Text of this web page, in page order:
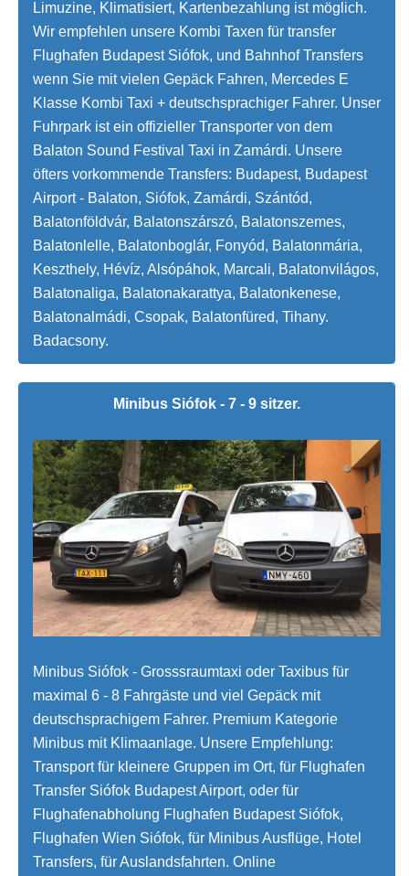
Limuzine, Klimatisiert, Kartenbezahlung ist möglich.
Wir empfehlen unsere Kombi Taxen für transfer
Flughafen Budapest Siófok, und Bahnhof Transfers
wenn Sie mit vielen Gepäck Fahren, Mercedes E
Klasse Kombi Taxi + deutschsprachiger Fahrer. Unser
Fuhrpark ist ein offizieller Transporter von dem
Balaton Sound Festival Taxi in Zamárdi. Unsere
öfters vorkommende Transfers: Budapest, Budapest
Airport - Balaton, Siófok, Zamárdi, Szántód,
Balatonföldvár, Balatonszárszó, Balatonszemes,
Balatonlelle, Balatonboglár, Fonyód, Balatonmária,
Keszthely, Hévíz, Alsópáhok, Marcali, Balatonvilágos,
Balatonaliga, Balatonakarattya, Balatonkenese,
Balatonalmádi, Csopak, Balatonfüred, Tihany.
Badacsony.
Minibus Siófok - 7 - 9 sitzer.
Minibus Siófok - Grosssraumtaxi oder Taxibus für
maximal 6 - 8 Fahrgäste und viel Gepäck mit
deutschsprachigem Fahrer. Premium Kategorie
Minibus mit Klimaanlage. Unsere Empfehlung:
Transport für kleinere Gruppen im Ort, für Flughafen
Transfer Siófok Budapest Airport, oder für
Flughafenabholung Flughafen Budapest Siófok,
Flughafen Wien Siófok, für Minibus Ausflüge, Hotel
Transfers, für Auslandsfahrten. Online